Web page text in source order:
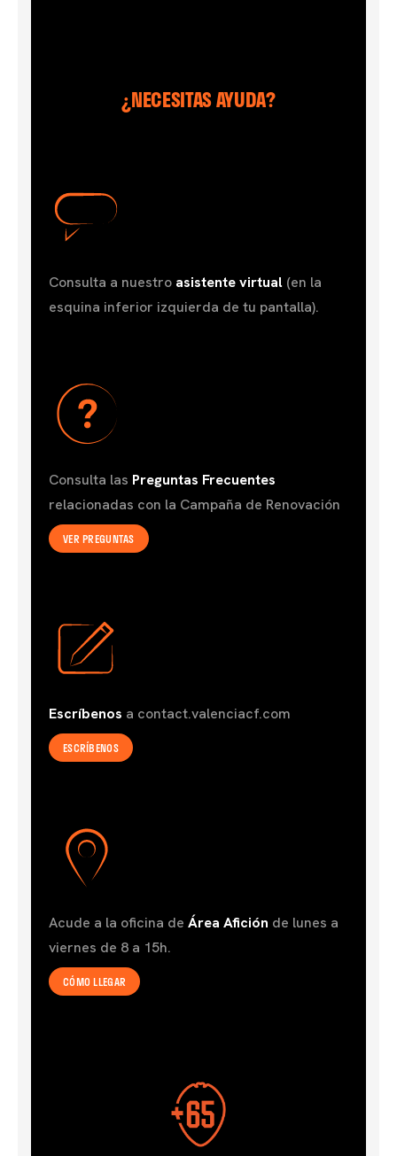
¿NECESITAS AYUDA?
Consulta a nuestro asistente virtual (en la
esquina inferior izquierda de tu pantalla).
Consulta las Preguntas Frecuentes
relacionadas con la Campaña de Renovación
VER PREGUNTAS
Escríbenos a contact.valenciacf.com
ESCRÍBENOS
Acude a la oficina de Área Afición de lunes a
viernes de 8 a 15h.
CÓMO LLEGAR